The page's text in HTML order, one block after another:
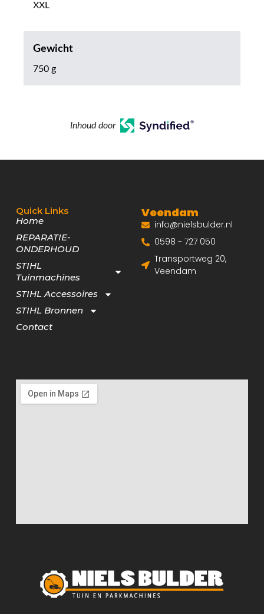
XXL
Gewicht
750 g
Inhoud door
Quick Links
Home
REPARATIE-
ONDERHOUD
STIHL
Tuinmachines
STIHL Accessoires
STIHL Bronnen
Contact
Veendam
info@nielsbulder.nl
0598 - 727 050
Transportweg 20,
Veendam